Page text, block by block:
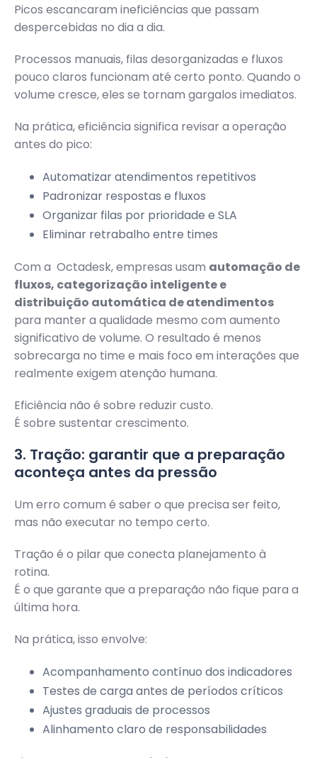
Picos escancaram ineficiências que passam
despercebidas no dia a dia.
Processos manuais, filas desorganizadas e fluxos
pouco claros funcionam até certo ponto. Quando o
volume cresce, eles se tornam gargalos imediatos.
Na prática, eficiência significa revisar a operação
antes do pico:
Automatizar atendimentos repetitivos
Padronizar respostas e fluxos
Organizar filas por prioridade e SLA
Eliminar retrabalho entre times
Com a Octadesk, empresas usam automação de
fluxos, categorização inteligente e
distribuição automática de atendimentos
para manter a qualidade mesmo com aumento
significativo de volume. O resultado é menos
sobrecarga no time e mais foco em interações que
realmente exigem atenção humana.
Eficiência não é sobre reduzir custo.
É sobre sustentar crescimento.
3. Tração: garantir que a preparação
aconteça antes da pressão
Um erro comum é saber o que precisa ser feito,
mas não executar no tempo certo.
Tração é o pilar que conecta planejamento à
rotina.
É o que garante que a preparação não fique para a
última hora.
Na prática, isso envolve:
Acompanhamento contínuo dos indicadores
Testes de carga antes de períodos críticos
Ajustes graduais de processos
Alinhamento claro de responsabilidades